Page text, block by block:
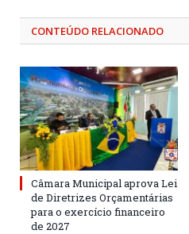
CONTEÚDO RELACIONADO
Câmara Municipal aprova Lei
de Diretrizes Orçamentárias
para o exercício financeiro
de 2027